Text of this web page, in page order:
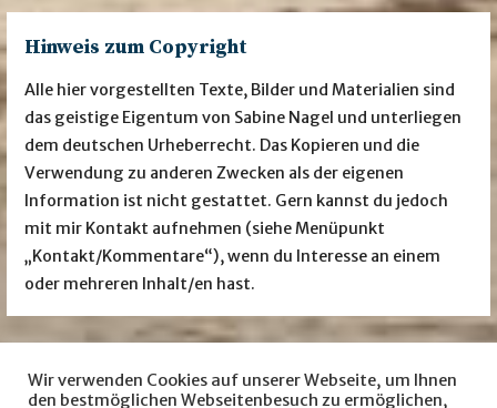
Hinweis zum Copyright
Alle hier vorgestellten Texte, Bilder und Materialien sind
das geistige Eigentum von Sabine Nagel und unterliegen
dem deutschen Urheberrecht. Das Kopieren und die
Verwendung zu anderen Zwecken als der eigenen
Information ist nicht gestattet. Gern kannst du jedoch
mit mir Kontakt aufnehmen (siehe Menüpunkt
„Kontakt/Kommentare“), wenn du Interesse an einem
oder mehreren Inhalt/en hast.
Besuche mich auch auf … facebook Instagram
Wir verwenden Cookies auf unserer Webseite, um Ihnen
den bestmöglichen Webseitenbesuch zu ermöglichen,